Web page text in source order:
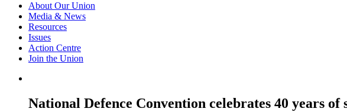
About Our Union
Media & News
Resources
Issues
Action Centre
Join the Union
National Defence Convention celebrates 40 years